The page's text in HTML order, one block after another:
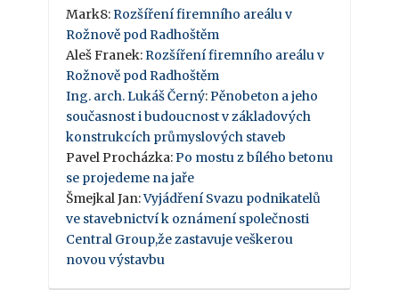
Mark8: Rozšíření firemního areálu v
Rožnově pod Radhoštěm
Aleš Franek: Rozšíření firemního areálu v
Rožnově pod Radhoštěm
Ing. arch. Lukáš Černý: Pěnobeton a jeho
současnost i budoucnost v základových
konstrukcích průmyslových staveb
Pavel Procházka: Po mostu z bílého betonu
se projedeme na jaře
Šmejkal Jan:Vyjádření Svazu podnikatelů
ve stavebnictví k oznámení společnosti
Central Group,že zastavuje veškerou
novou výstavbu